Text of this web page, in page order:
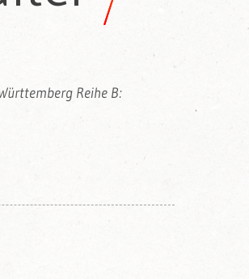
Reihe B: